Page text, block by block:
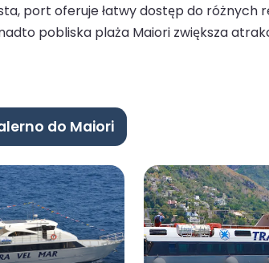
port oferuje łatwy dostęp do różnych
pobliska plaża Maiori zwiększa
do Maiori